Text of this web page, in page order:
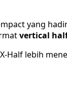
yang
vertical
Half lebih